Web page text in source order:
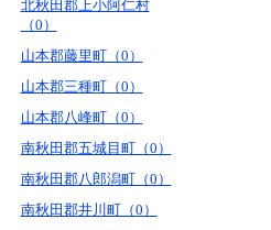
北秋田郡上小阿仁村
（0）
山本郡藤里町（0）
山本郡三種町（0）
山本郡八峰町（0）
南秋田郡五城目町（0）
南秋田郡八郎潟町（0）
南秋田郡井川町（0）